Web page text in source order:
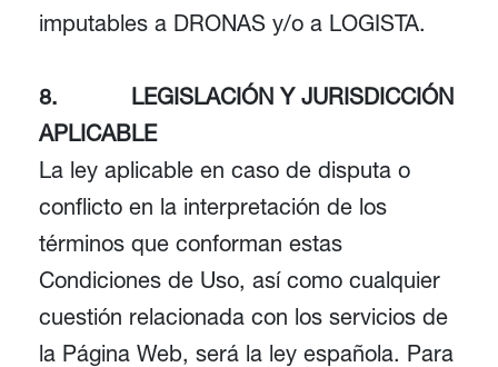
imputables a DRONAS y/o a LOGISTA.
8. LEGISLACIÓN Y JURISDICCIÓN
APLICABLE
La ley aplicable en caso de disputa o
conflicto en la interpretación de los
términos que conforman estas
Condiciones de Uso, así como cualquier
cuestión relacionada con los servicios de
la Página Web, será la ley española. Para